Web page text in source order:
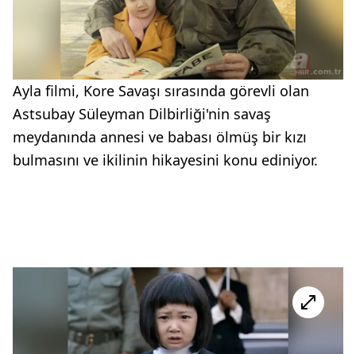
Ayla filmi, Kore Savaşı sırasında görevli olan
Astsubay Süleyman Dilbirliği'nin savaş
meydanında annesi ve babası ölmüş bir kızı
bulmasını ve ikilinin hikayesini konu ediniyor.